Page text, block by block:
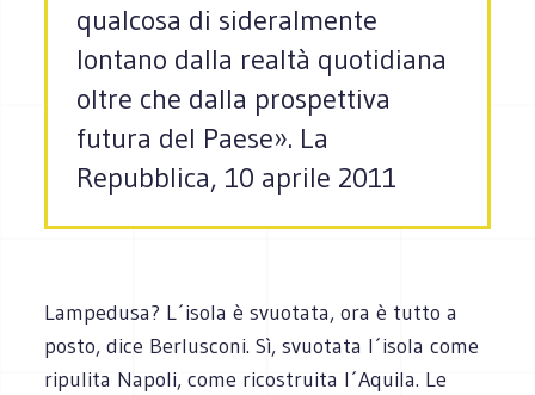
qualcosa di sideralmente
lontano dalla realtà quotidiana
oltre che dalla prospettiva
futura del Paese». La
Repubblica, 10 aprile 2011
Lampedusa? L´isola è svuotata, ora è tutto a
posto, dice Berlusconi. Sì, svuotata l´isola come
ripulita Napoli, come ricostruita l´Aquila. Le